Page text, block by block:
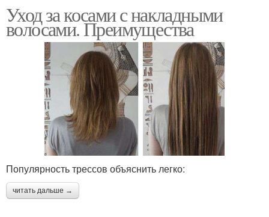
Уход за косами с накладными
волосами. Преимущества
Популярность трессов объяснить легко:
читать дальше →